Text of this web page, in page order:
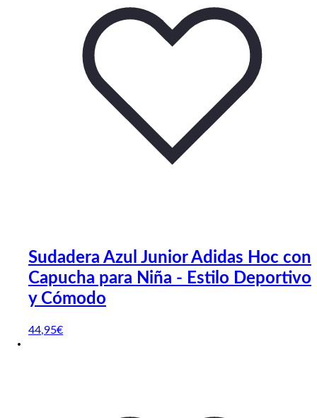
Sudadera Azul Junior Adidas Hoc con
Capucha para Niña - Estilo Deportivo
y Cómodo
44,95€